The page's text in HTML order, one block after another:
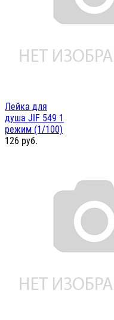
Лейка для
душа JIF 549 1
режим (1/100)
126 руб.